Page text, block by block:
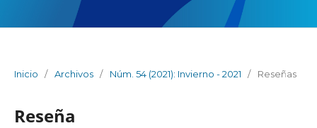
Inicio / Archivos / Núm. 54 (2021): Invierno - 2021 / Reseñas
Reseña